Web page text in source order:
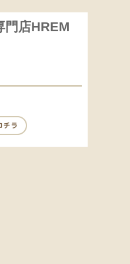
門店HREM